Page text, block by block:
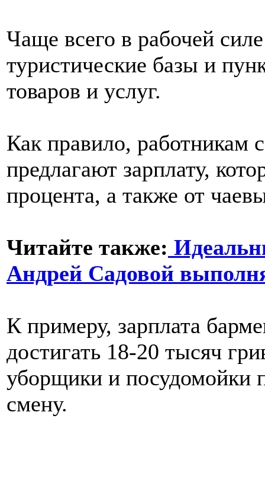
Чаще всего в рабочей
туристические базы и
товаров и услуг.
Как правило, работникам
предлагают зарплату,
процента, а также от
Читайте также:
Андрей Садовой
К примеру, зарплата
достигать 18-20 тысяч
уборщики и посудомойки
смену.